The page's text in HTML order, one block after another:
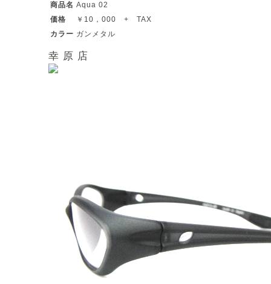
商品名 Aqua 02
価格
￥10，000 + TAX
カラー ガンメタル
幸 原 店